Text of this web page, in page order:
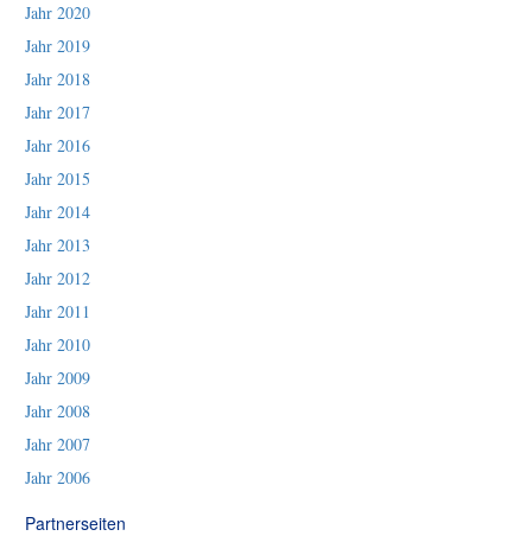
Jahr 2020
Jahr 2019
Jahr 2018
Jahr 2017
Jahr 2016
Jahr 2015
Jahr 2014
Jahr 2013
Jahr 2012
Jahr 2011
Jahr 2010
Jahr 2009
Jahr 2008
Jahr 2007
Jahr 2006
Partnerseiten